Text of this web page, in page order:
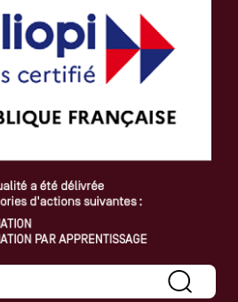
Formulaire de recherche